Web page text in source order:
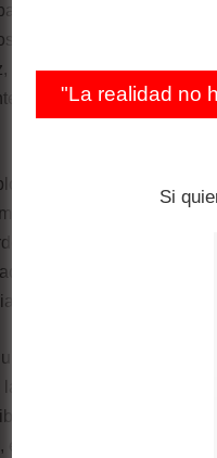
hermético, lleno de
congresistas ya han
de la misma manera que
material corrosivo
la fiscalía de Nueva
pues quien fuera el
el pago a dos
con él. Como el
se considera una
actriz de cine porno,
investigación de la
derivadas a las que
entre ellos, el abogado
"La realidad no
Si